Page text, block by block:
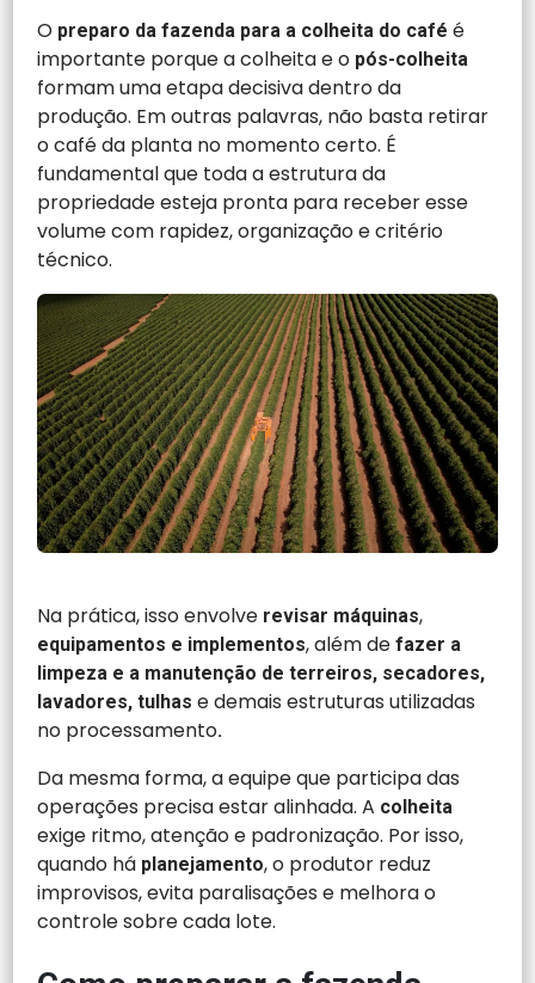
O preparo da fazenda para a colheita do café é
importante porque a colheita e o pós-colheita
formam uma etapa decisiva dentro da
produção. Em outras palavras, não basta retirar
o café da planta no momento certo. É
fundamental que toda a estrutura da
propriedade esteja pronta para receber esse
volume com rapidez, organização e critério
técnico.
Na prática, isso envolve revisar máquinas,
equipamentos e implementos, além de fazer a
limpeza e a manutenção de terreiros, secadores,
lavadores, tulhase demais estruturas utilizadas
no processamento.
Da mesma forma, a equipe que participa das
operações precisa estar alinhada. A colheita
exige ritmo, atenção e padronização. Por isso,
quando há planejamento, o produtor reduz
improvisos, evita paralisações e melhora o
controle sobre cada lote.